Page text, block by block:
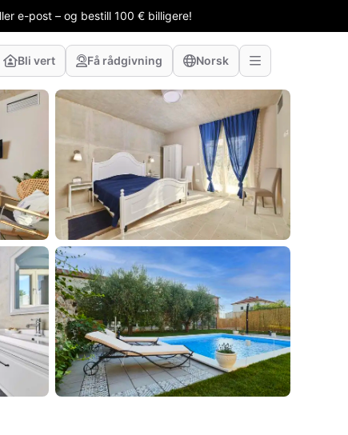
e-post – og bestill 100 € billigere!
Bli vert Få rådgivning Norsk